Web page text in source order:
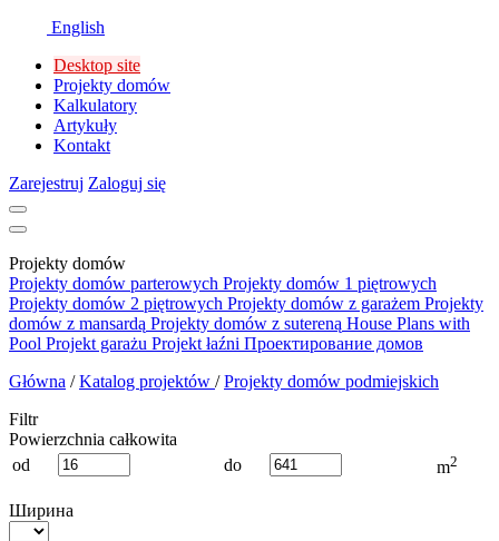
English
Desktop site
Projekty domów
Kalkulatory
Artykuły
Kontakt
Zarejestruj Zaloguj się
Projekty domów
Projekty domów parterowych Projekty domów 1 piętrowych
Projekty domów 2 piętrowych Projekty domów z garażem Projekty
domów z mansardą Projekty domów z sutereną House Plans with
Pool Projekt garażu Projekt łaźni Проектирование домов
Główna / Katalog projektów / Projekty domów podmiejskich
Filtr
Powierzchnia całkowita
od
do m2
Ширина